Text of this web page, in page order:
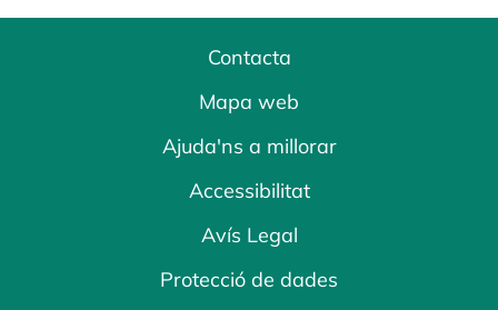
Contacta
Mapa web
Ajuda'ns a millorar
Accessibilitat
Avís Legal
Protecció de dades